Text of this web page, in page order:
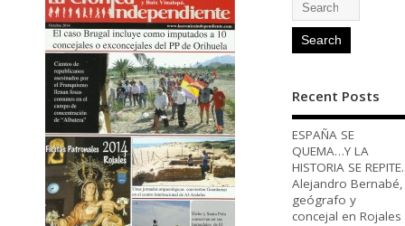
Recent Posts
ESPAÑA SE
QUEMA…Y LA
HISTORIA SE REPITE.
Alejandro Bernabé,
geógrafo y
concejal en Rojales